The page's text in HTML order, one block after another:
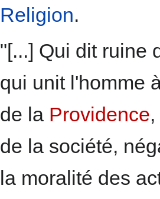
Religion.
"[...] Qui dit ruine
qui unit l'homme
de la Providence
de la société,
la moralité des